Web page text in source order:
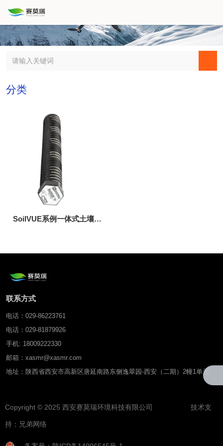
分类
SoilVUE系例一体式土壤剖
联系方式
电话：029-86223761
电话：029-81879926
手机: 18009222330
邮箱：xasmr@xasmr.com
地址：陕西省西安市高新区唐延南路东侧逸翠园-西安（二期）2幢1单元
Copyright © 2025 西安赛莫瑞环境科技有限公司 技术支
持： 兄弟网络